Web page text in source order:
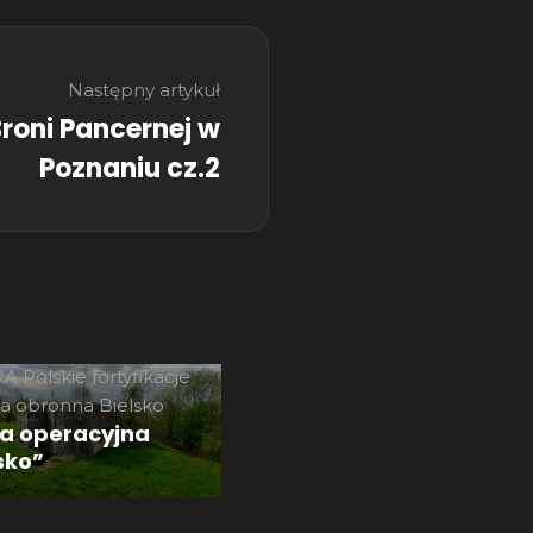
Następny artykuł
Pancernej w
Poznaniu cz.2
Polskie fortyfikacje
obronna Bielsko
operacyjna